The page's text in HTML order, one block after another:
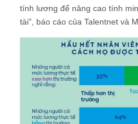
tính lương để nâng cao tính
tài", báo cáo của Talentnet và